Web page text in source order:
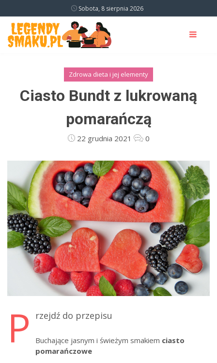
Sobota, 8 sierpnia 2026
Zdrowa dieta i jej elementy
Ciasto Bundt z lukrowaną
pomarańczą
22 grudnia 2021 0
P rzejdź do przepisu
Buchające jasnym i świeżym smakiem ciasto
pomarańczowe